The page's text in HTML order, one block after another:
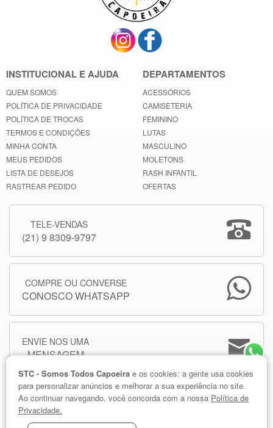
INSTITUCIONAL E AJUDA
QUEM SOMOS
POLÍTICA DE PRIVACIDADE
POLÍTICA DE TROCAS
TERMOS E CONDIÇÕES
MINHA CONTA
MEUS PEDIDOS
LISTA DE DESEJOS
RASTREAR PEDIDO
DEPARTAMENTOS
ACESSÓRIOS
CAMISETERIA
FEMININO
LUTAS
MASCULINO
MOLETONS
RASH INFANTIL
OFERTAS
TELE-VENDAS
(21) 9 8309-9797
COMPRE OU CONVERSE
CONOSCO WHATSAPP
ENVIE NOS UMA
MENSAGEM
STC - Somos Todos Capoeira e os cookies: a gente usa cookies
para personalizar anúncios e melhorar a sua experiência no site.
Ao continuar navegando, você concorda com a nossa Política de
Privacidade.